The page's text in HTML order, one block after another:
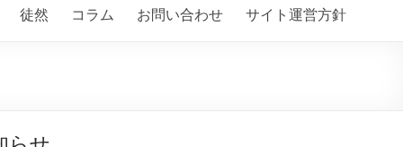
徒然 コラム お問い合わせ サイト運営方針